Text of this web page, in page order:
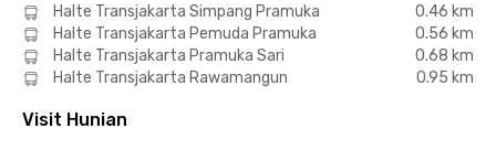
Halte Transjakarta Simpang Pramuka
0.46 km
Halte Transjakarta Pemuda Pramuka
0.56 km
Halte Transjakarta Pramuka Sari
0.68 km
Halte Transjakarta Rawamangun
0.95 km
Visit Hunian